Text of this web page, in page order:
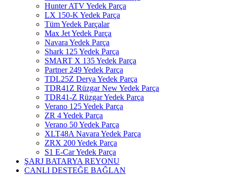
Hunter ATV Yedek Parça
LX 150-K Yedek Parça
Tüm Yedek Parçalar
Max Jet Yedek Parça
Navara Yedek Parça
Shark 125 Yedek Parça
SMART X 135 Yedek Parça
Partner 249 Yedek Parça
TDL25Z Derya Yedek Parça
TDR41Z Rüzgar New Yedek Parça
TDR41-Z Rüzgar Yedek Parça
Verano 125 Yedek Parça
ZR 4 Yedek Parça
Verano 50 Yedek Parça
XLT48A Navara Yedek Parça
ZRX 200 Yedek Parça
S1 E-Car Yedek Parça
ŞARJ BATARYA REYONU
CANLI DESTEĞE BAĞLAN